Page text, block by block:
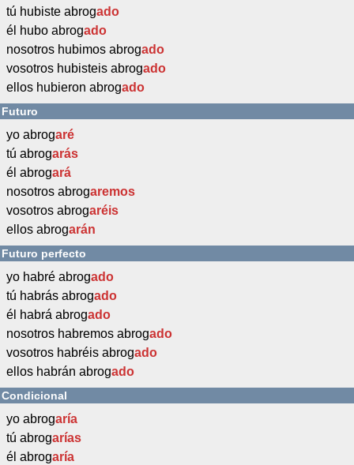
tú hubiste abrogado
él hubo abrogado
nosotros hubimos abrogado
vosotros hubisteis abrogado
ellos hubieron abrogado
Futuro
yo abrogaré
tú abrogarás
él abrogará
nosotros abrogaremos
vosotros abrogaréis
ellos abrogarán
Futuro perfecto
yo habré abrogado
tú habrás abrogado
él habrá abrogado
nosotros habremos abrogado
vosotros habréis abrogado
ellos habrán abrogado
Condicional
yo abrogaría
tú abrogarías
él abrogaría